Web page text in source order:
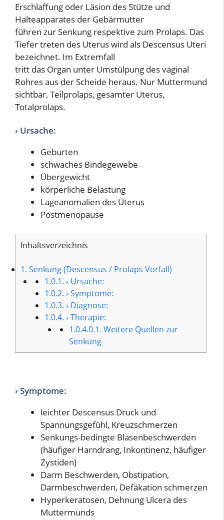
Erschlaffung oder Läsion des Stütze und
Halteapparates der Gebärmutter
führen zur Senkung respektive zum Prolaps. Das
Tiefer treten des Uterus wird als Descensus Uteri
bezeichnet. Im Extremfall
tritt das Organ unter Umstülpung des vaginal
Rohres aus der Scheide heraus. Nur Muttermund
sichtbar, Teilprolaps, gesamter Uterus,
Totalprolaps.
› Ursache:
Geburten
schwaches Bindegewebe
Übergewicht
körperliche Belastung
Lageanomalien des Uterus
Postmenopause
Inhaltsverzeichnis
1. Senkung (Descensus / Prolaps Vorfall)
1.0.1. › Ursache:
1.0.2. › Symptome:
1.0.3. › Diagnose:
1.0.4. › Therapie:
1.0.4.0.1. Weitere Quellen zur
Senkung
› Symptome:
leichter Descensus Druck und
Spannungsgefühl, Kreuzschmerzen
Senkungs-bedingte Blasenbeschwerden
(häufiger Harndrang, Inkontinenz, häufiger
Zystiden)
Darm Beschwerden, Obstipation,
Darmbeschwerden, Defäkation schmerzen
Hyperkeratosen, Dehnung Ulcera des
Muttermunds